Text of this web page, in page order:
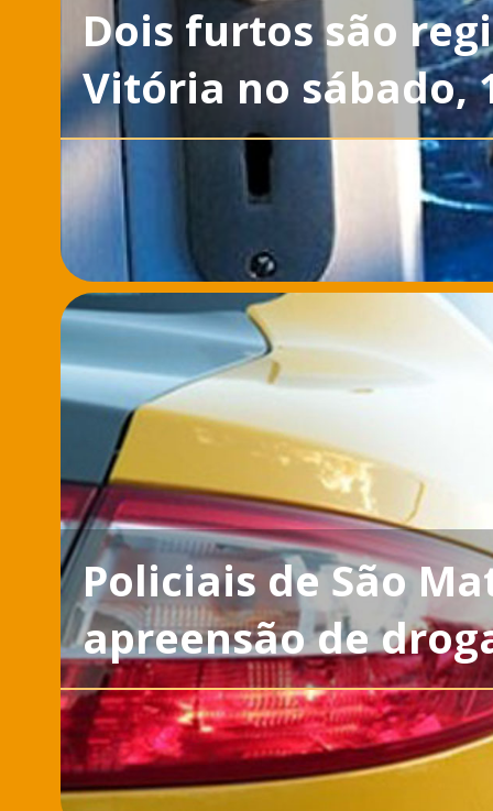
Dois furtos são
Vitória no sábado,
Policiais de São
apreensão de